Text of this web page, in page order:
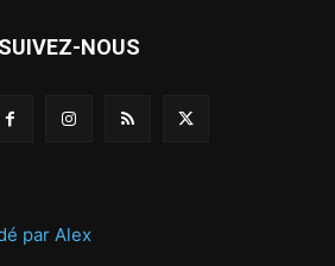
SUIVEZ-NOUS
par Alex